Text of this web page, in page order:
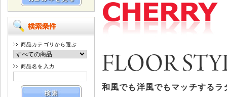
商品カテゴリから選ぶ
商品名を入力
和風でも洋風でもマッチする